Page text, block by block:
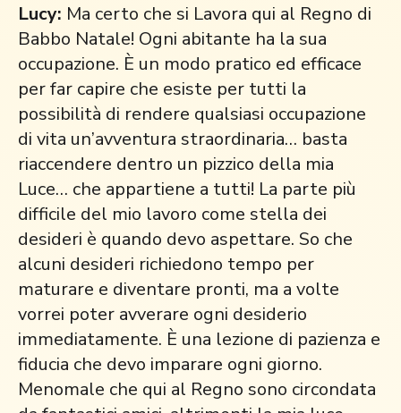
Lucy: Ma certo che si Lavora qui al Regno di
Babbo Natale! Ogni abitante ha la sua
occupazione. È un modo pratico ed efficace
per far capire che esiste per tutti la
possibilità di rendere qualsiasi occupazione
di vita un’avventura straordinaria… basta
riaccendere dentro un pizzico della mia
Luce… che appartiene a tutti! La parte più
difficile del mio lavoro come stella dei
desideri è quando devo aspettare. So che
alcuni desideri richiedono tempo per
maturare e diventare pronti, ma a volte
vorrei poter avverare ogni desiderio
immediatamente. È una lezione di pazienza e
fiducia che devo imparare ogni giorno.
Menomale che qui al Regno sono circondata